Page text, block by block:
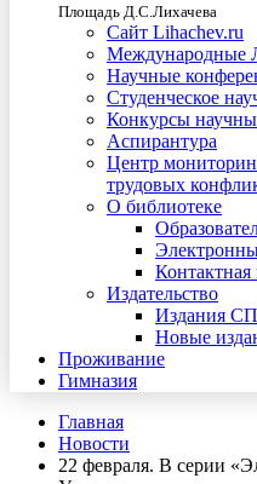
Площадь Д.С.Лихачева
Сайт Lihachev.ru
Международные
Научные
Студенческое
Конкурсы
Аспирантура
Центр
трудовых
О библиотеке
Издательство
Издания
Новые
Проживание
Гимназия
Главная
Новости
22 февраля. В серии